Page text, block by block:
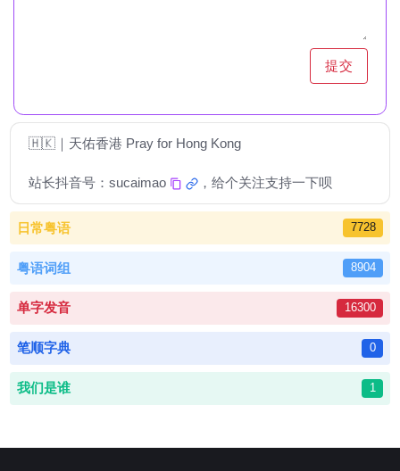
提交
🇭🇰｜天佑香港 Pray for Hong Kong
站长抖音号： sucaimao ，给个关注支持一下呗
日常粤语 7728
粤语词组 8904
单字发音 16300
笔顺字典 0
我们是谁 1